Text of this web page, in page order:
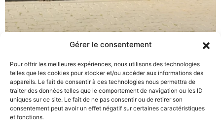
Gérer le consentement
Pour offrir les meilleures expériences, nous utilisons des technologies
telles que les cookies pour stocker et/ou accéder aux informations des
appareils. Le fait de consentir à ces technologies nous permettra de
traiter des données telles que le comportement de navigation ou les ID
uniques sur ce site. Le fait de ne pas consentir ou de retirer son
consentement peut avoir un effet négatif sur certaines caractéristiques
et fonctions.
Plomberie
Salle de bains
Chauffage